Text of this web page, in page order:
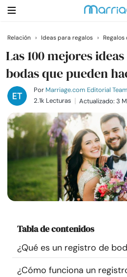
Buscar
Casarse
Relaciones
Familia
Ayuda
Cursos
Recursos
Comunidad
Relación › Ideas para regalos ›
Las 100 mejores
bodas que pueden
Por Marriage.com Editorial Team
2.1k Lecturas
Actualizado: 3
Tabla de contenidos
¿Qué es un registro de
¿Cómo funciona un